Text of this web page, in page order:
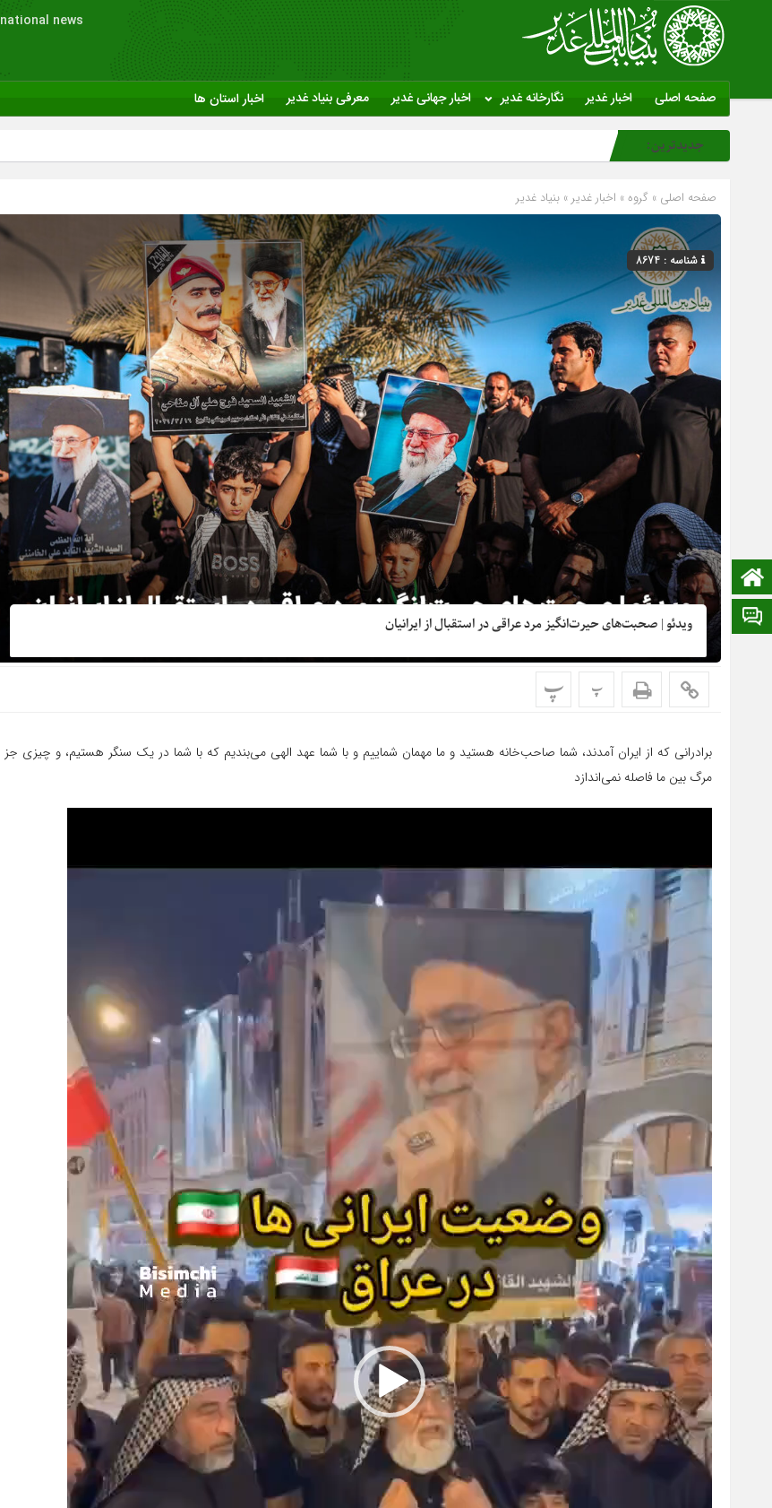
national news
صفحه اصلی اخبار غدیر نگارخانه غدیر اخبار جهانی غدیر معرفی بنیاد غدیر اخبار استان ها
صفحه نخست
ایتا
جدیدترین:
صفحه اصلی » گروه » اخبار غدیر » بنیاد غدیر
شناسه : 8674
ویدئو | صحبت‌های حیرت‌انگیز مرد عراقی در استقبال از ایرانیان
پ پ
برادرانی که از ایران آمدند، شما صاحب‌خانه هستید و ما مهمان شماییم و با شما عهد الهی می‌بندیم که با شما در یک سنگر هستیم، و چیزی جز
مرگ بین ما فاصله نمی‌اندازد